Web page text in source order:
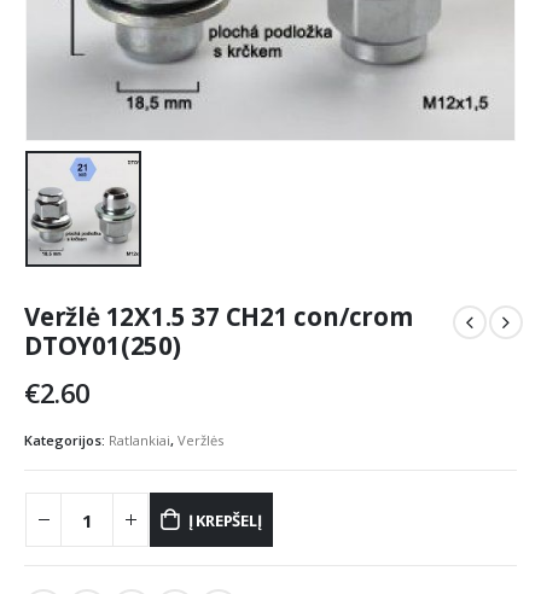
Veržlė 12X1.5 37 CH21 con/crom
DTOY01(250)
€2.60
Kategorijos: Ratlankiai, Veržlės
Į KREPŠELĮ